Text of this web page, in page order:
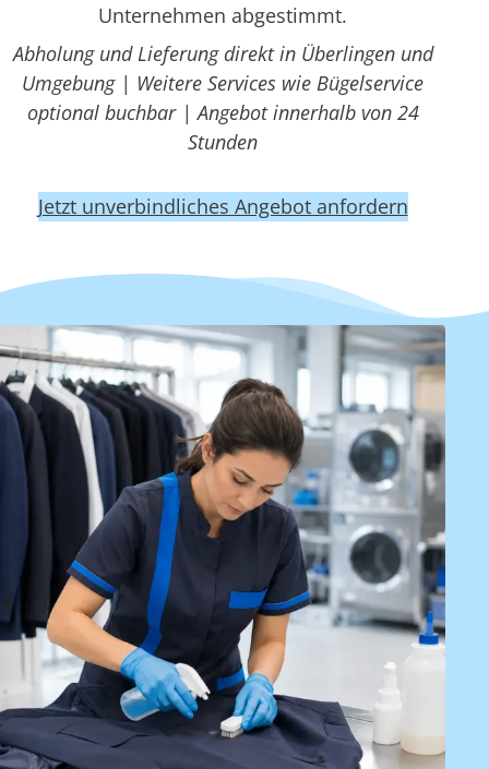
Unternehmen abgestimmt.
Abholung und Lieferung direkt in Überlingen und
Umgebung | Weitere Services wie Bügelservice
optional buchbar | Angebot innerhalb von 24
Stunden
Jetzt unverbindliches Angebot anfordern